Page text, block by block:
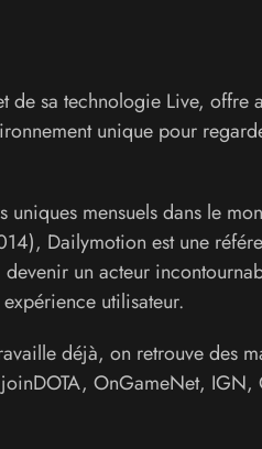
sa technologie Live, offre
unique pour
mensuels dans le
Dailymotion est une
un acteur
utilisateur.
déjà, on retrouve des
OnGameNet, IGN,